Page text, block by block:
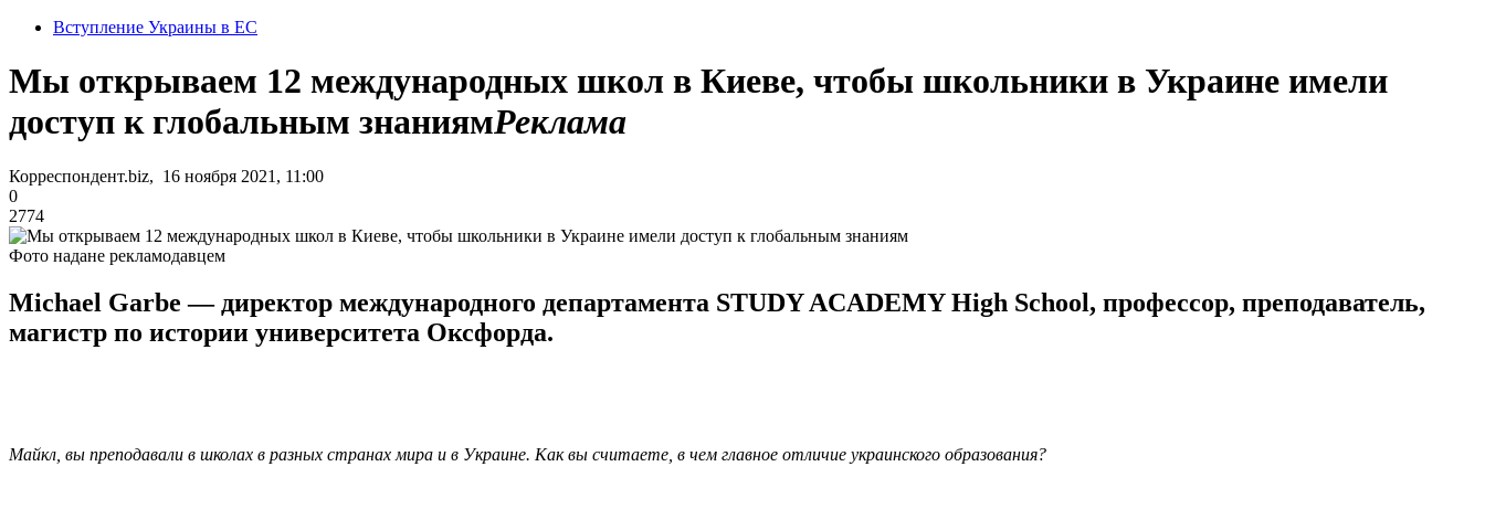
Вступление Украины в ЕС
Мы открываем 12 международных школ в Киеве, чтобы школьники в Украине имели
доступ к глобальным знаниямРеклама
Корреспондент.biz, 16 ноября 2021, 11:00
0
2774
Фото надане рекламодавцем
Michael Garbe — директор международного департамента STUDY ACADEMY High School, профессор, преподаватель,
магистр по истории университета Оксфорда.
Майкл, вы преподавали в школах в разных странах мира и в Украине. Как вы считаете, в чем главное отличие украинского образования?